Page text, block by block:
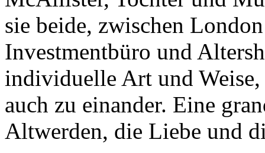
sie beide, zwischen
Investmentbüro und
individuelle Art und
auch zu einander. Eine
Altwerden, die Liebe und